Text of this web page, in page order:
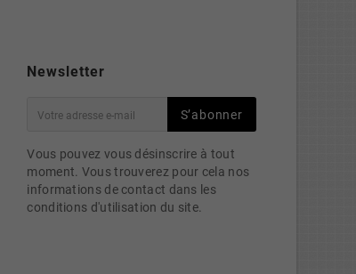
Newsletter
S’abonner
Vous pouvez vous désinscrire à tout
moment. Vous trouverez pour cela nos
informations de contact dans les
conditions d'utilisation du site.